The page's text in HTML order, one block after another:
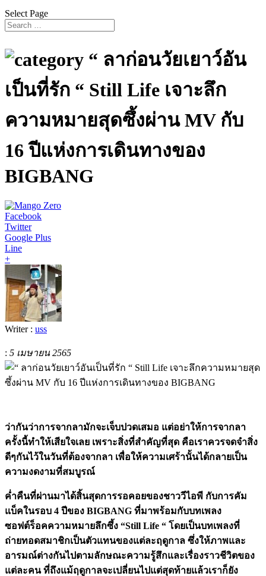
Select Page
“ ลาก่อนวัยเยาว์อัน
เป็นที่รัก “ Still Life เจาะลึก
ความหมายสุดซึ้งผ่าน MV กับ
16 ปีแห่งการเดินทางของ
BIGBANG
Facebook
Twitter
Google Plus
Line
+
Writer : uss
: 5 เมษายน 2565
ว่ากันว่าการจากลามักจะเจ็บปวดเสมอ แต่อย่าให้การจากลา
ครั้งนี้ทำให้เสียใจเลย เพราะสิ่งที่สำคัญที่สุด คือเราควรจดจำสิ่ง
ดีๆกันไว้ในวันที่ต้องจากลา เพื่อให้ความเศร้านั้นได้กลายเป็น
ความงดงามที่สมบูรณ์
ค่ำคืนที่ผ่านมาได้สิ้นสุดการรอคอยของชาววีไอพี กับการคัม
แบ็คในรอบ 4 ปีของ BIGBANG ที่มาพร้อมกับบทเพลง
ซอฟต์ร็อคความหมายลึกซึ้ง “Still Life “ โดยเป็นบทเพลงที่
ถ่ายทอดสมาชิกเป็นตัวแทนของแต่ละฤดูกาล ซึ่งให้ภาพและ
อารมณ์ต่างกันไปตามลักษณะความรู้สึกและเรื่องราวชีวิตของ
แต่ละคน ที่ถึงแม้ฤดูกาลจะเปลี่ยนไปแต่สุดท้ายแล้วเราก็ยัง